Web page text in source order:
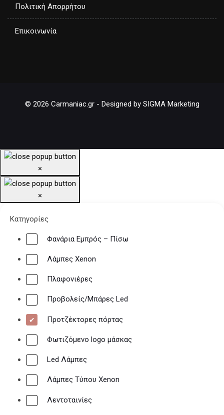
Πολιτική Απορρήτου
Επικοινωνία
© 2026 Carmaniac.gr - Designed by SIGMA Marketing
×
×
Κατηγορίες
Φανάρια Εμπρός – Πίσω
Λάμπες Xenon
Πλαφονιέρες
Προβολείς/Μπάρες Led
Προτζέκτορες πόρτας
Φωτιζόμενο logo μάσκας
Led Λάμπες
Λάμπες Τύπου Xenon
Λεντοταινίες